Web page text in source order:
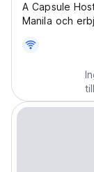
A Capsule
Manila och